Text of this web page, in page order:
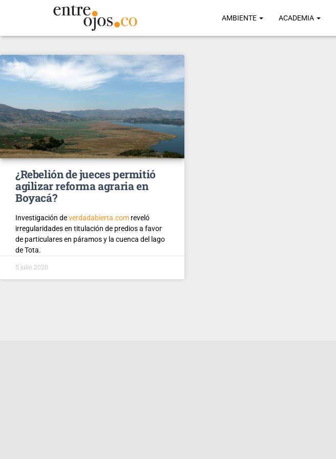
AMBIENTE ACADEMIA
¿Rebelión de jueces permitió
agilizar reforma agraria en
Boyacá?
Investigación deverdadabierta.com reveló
irregularidades en titulación de predios a favor
de particulares en páramos y la cuenca del lago
de Tota.
5 julio 2020